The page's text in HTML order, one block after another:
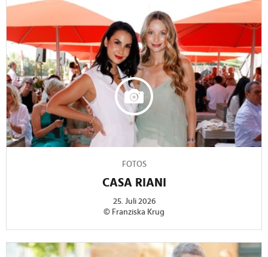
FOTOS
CASA RIANI
25. Juli 2026
© Franziska Krug